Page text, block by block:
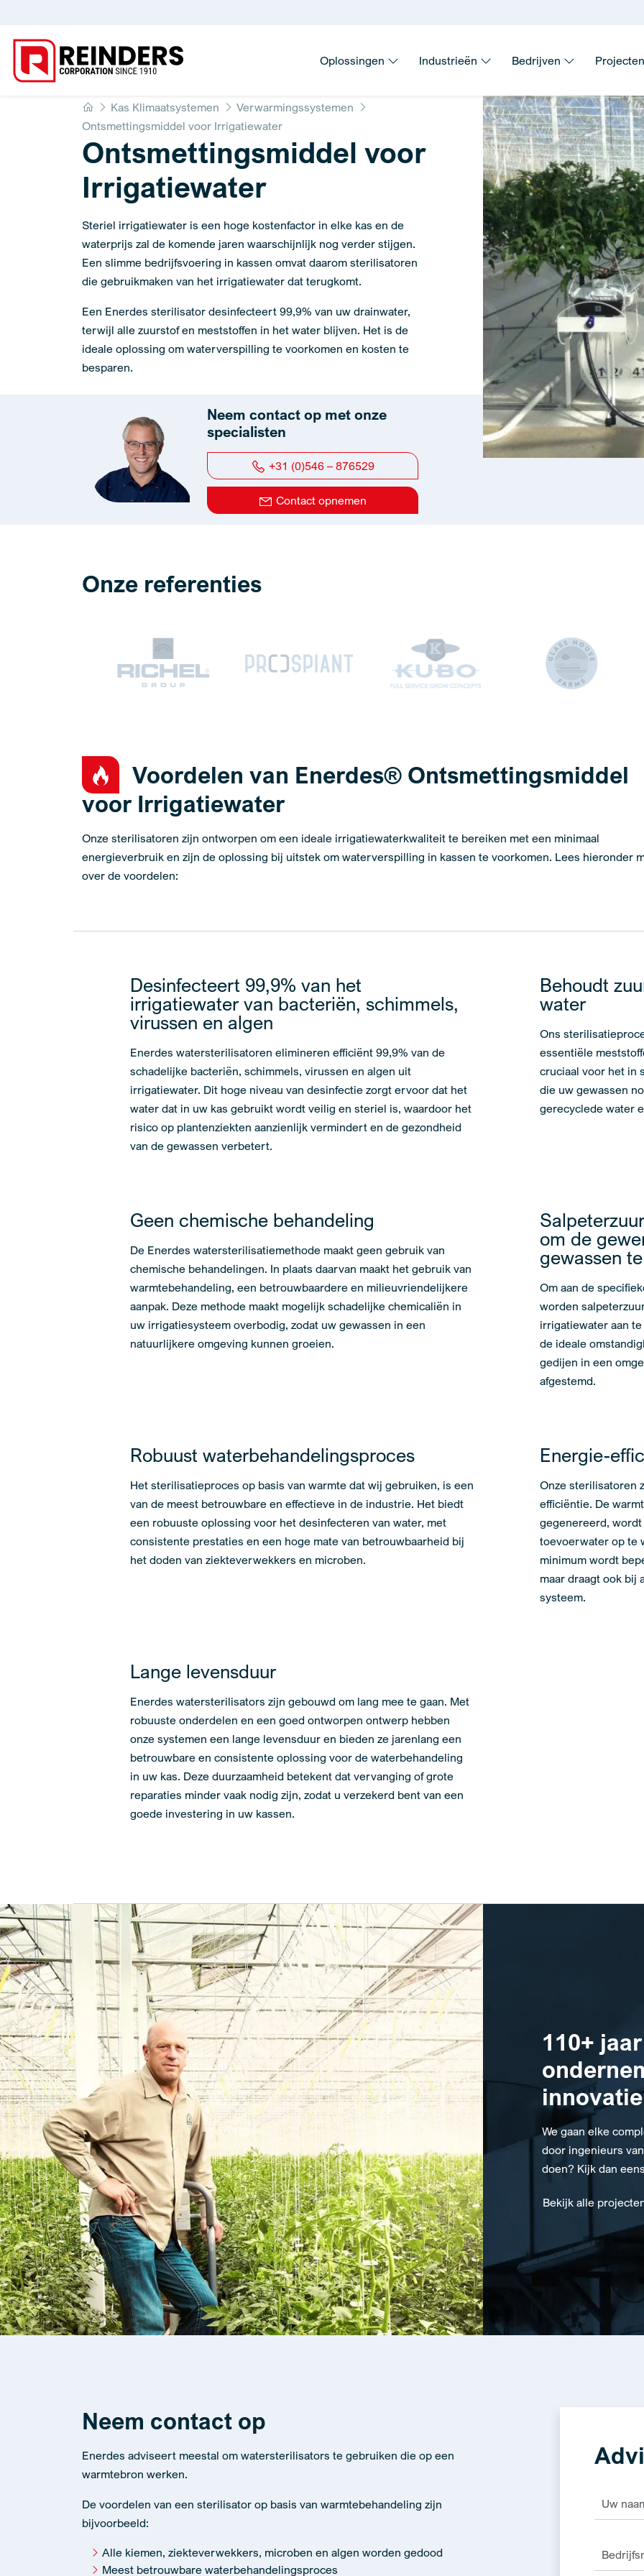
Oplossingen Industrieën Bedrijven
Home
Kas Klimaatsystemen
Verwarmingssystemen
Ontsmettingsmiddel voor Irrigatiewater
Ontsmettingsmiddel voor
Irrigatiewater
Steriel irrigatiewater is een hoge kostenfactor in elke kas en de
waterprijs zal de komende jaren waarschijnlijk nog verder stijgen.
Een slimme bedrijfsvoering in kassen omvat daarom sterilisatoren
die gebruikmaken van het irrigatiewater dat terugkomt.
Een Enerdes sterilisator desinfecteert 99,9% van uw drainwater,
terwijl alle zuurstof en meststoffen in het water blijven. Het is de
ideale oplossing om waterverspilling te voorkomen en kosten te
besparen.
Neem contact op met onze
specialisten
+31 (0)546 – 876529
Contact opnemen
Onze referenties
Voordelen van Enerdes® Ontsmettingsmiddel
voor Irrigatiewater
Onze sterilisatoren zijn ontworpen om een ideale irrigatiewaterkwaliteit te bereiken met een minimaal
energieverbruik en zijn de oplossing bij uitstek om waterverspilling in kassen te voorkomen. Lees hieronder
over de voordelen:
Desinfecteert 99,9% van het
irrigatiewater van bacteriën, schimmels,
virussen en algen
Enerdes watersterilisatoren elimineren efficiënt 99,9% van de
schadelijke bacteriën, schimmels, virussen en algen uit
irrigatiewater. Dit hoge niveau van desinfectie zorgt ervoor dat het
water dat in uw kas gebruikt wordt veilig en steriel is, waardoor het
risico op plantenziekten aanzienlijk vermindert en de gezondheid
van de gewassen verbetert.
Behoudt
water
Ons
essentiële
cruciaal voor het in
die uw gewassen
gerecyclede water
Geen chemische behandeling
De Enerdes watersterilisatiemethode maakt geen gebruik van
chemische behandelingen. In plaats daarvan maakt het gebruik van
warmtebehandeling, een betrouwbaardere en milieuvriendelijkere
aanpak. Deze methode maakt mogelijk schadelijke chemicaliën in
uw irrigatiesysteem overbodig, zodat uw gewassen in een
natuurlijkere omgeving kunnen groeien.
om de
gewassen
Om aan de
worden
irrigatiewater aan
de ideale
gedijen in een
afgestemd.
Robuust waterbehandelingsproces
Het sterilisatieproces op basis van warmte dat wij gebruiken, is een
van de meest betrouwbare en effectieve in de industrie. Het biedt
een robuuste oplossing voor het desinfecteren van water, met
consistente prestaties en een hoge mate van betrouwbaarheid bij
het doden van ziekteverwekkers en microben.
Energie-
Onze sterilisatoren
efficiëntie. De
gegenereerd,
toevoerwater op te
minimum wordt
maar draagt ook bij
systeem.
Lange levensduur
Enerdes watersterilisators zijn gebouwd om lang mee te gaan. Met
robuuste onderdelen en een goed ontworpen ontwerp hebben
onze systemen een lange levensduur en bieden ze jarenlang een
betrouwbare en consistente oplossing voor de waterbehandeling
in uw kas. Deze duurzaamheid betekent dat vervanging of grote
reparaties minder vaak nodig zijn, zodat u verzekerd bent van een
goede investering in uw kassen.
110+
innovatie
We gaan elke
door ingenieurs
doen? Kijk dan
Bekijk alle
Neem contact op
Enerdes adviseert meestal om watersterilisators te gebruiken die op een
warmtebron werken.
De voordelen van een sterilisator op basis van warmtebehandeling zijn
bijvoorbeeld:
Alle kiemen, ziekteverwekkers, microben en algen worden gedood
Meest betrouwbare waterbehandelingsproces